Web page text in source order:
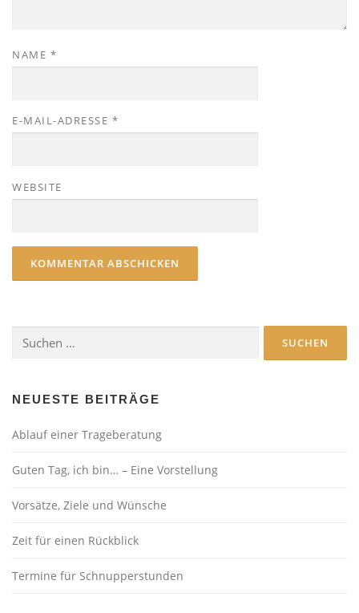
NAME *
E-MAIL-ADRESSE *
WEBSITE
nach:
NEUESTE BEITRÄGE
Ablauf einer Trageberatung
Guten Tag, ich bin… – Eine Vorstellung
Vorsätze, Ziele und Wünsche
Zeit für einen Rückblick
Termine für Schnupperstunden